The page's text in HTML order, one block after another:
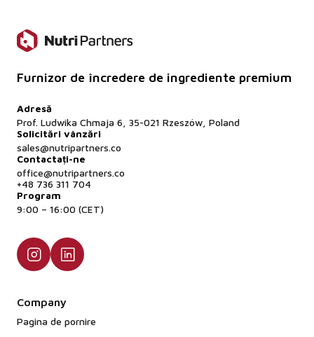
Furnizor de încredere de ingrediente premium
Adresă
Prof. Ludwika Chmaja 6, 35-021 Rzeszów, Poland
Solicitări vânzări
sales@nutripartners.co
Contactați-ne
office@nutripartners.co
+48 736 311 704
Program
9:00 – 16:00 (CET)
Company
Pagina de pornire